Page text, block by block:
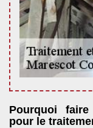
Pourquoi
pour le